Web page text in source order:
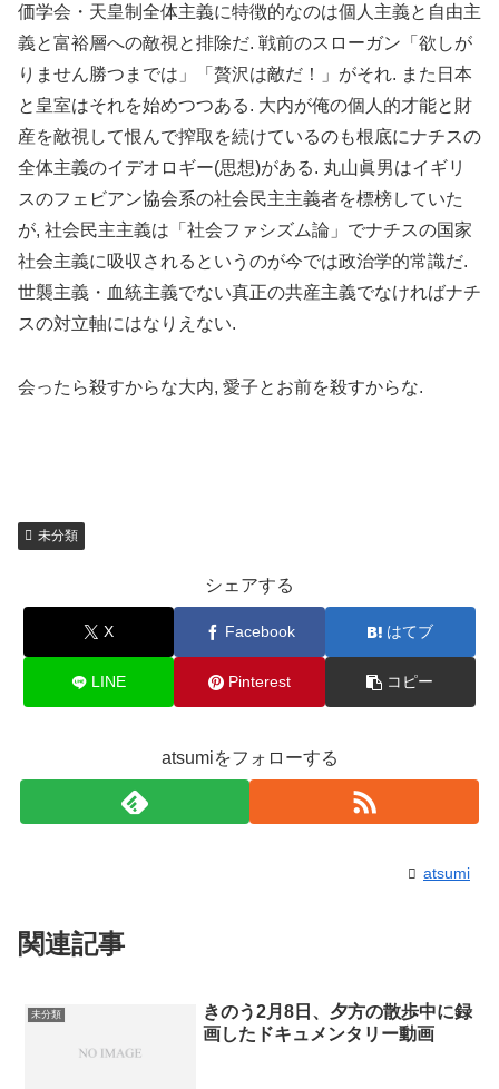
価学会・天皇制全体主義に特徴的なのは個人主義と自由主
義と富裕層への敵視と排除だ. 戦前のスローガン「欲しが
りません勝つまでは」「贅沢は敵だ！」がそれ. また日本
と皇室はそれを始めつつある. 大内が俺の個人的才能と財
産を敵視して恨んで搾取を続けているのも根底にナチスの
全体主義のイデオロギー(思想)がある. 丸山眞男はイギリ
スのフェビアン協会系の社会民主主義者を標榜していた
が, 社会民主主義は「社会ファシズム論」でナチスの国家
社会主義に吸収されるというのが今では政治学的常識だ.
世襲主義・血統主義でない真正の共産主義でなければナチ
スの対立軸にはなりえない.
会ったら殺すからな大内, 愛子とお前を殺すからな.
未分類
シェアする
X Facebook はてブ
LINE Pinterest コピー
atsumiをフォローする
atsumi
関連記事
未分類
きのう2月8日、夕方の散歩中に録
画したドキュメンタリー動画